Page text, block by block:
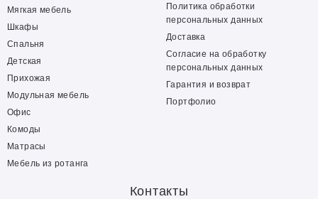
Мягкая мебель
Шкафы
Спальня
Детская
Прихожая
Модульная мебель
Офис
Комоды
Матрасы
Мебель из ротанга
Политика обработки
персональных данных
Доставка
Согласие на обработку
персональных данных
Гарантия и возврат
Портфолио
Контакты